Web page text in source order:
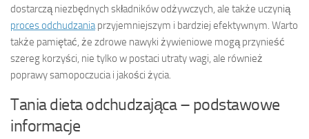
dostarczą niezbędnych składników odżywczych, ale także uczynią
proces odchudzaniaprzyjemniejszym i bardziej efektywnym. Warto
także pamiętać, że zdrowe nawyki żywieniowe mogą przynieść
szereg korzyści, nie tylko w postaci utraty wagi, ale również
poprawy samopoczucia i jakości życia.
Tania dieta odchudzająca – podstawowe
informacje